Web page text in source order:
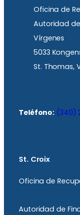
Oficina de
Autoridad de
Vírgenes
5033
St. Thomas,
Teléfono: (340)
St. Croix
Oficina de
Autoridad de